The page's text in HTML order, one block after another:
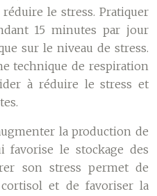
le stress. Pratiquer
15 minutes par jour
sur le niveau de stress.
technique de respiration
à réduire le stress et
la production de
favorise le stockage des
son stress permet de
et de favoriser la